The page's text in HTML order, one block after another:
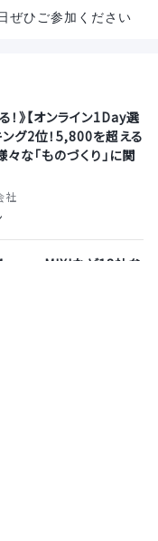
ぜひご参加ください
》【オンライン1Day選
グ2位！5,800を超える
な「ものづくり」に関
社
、MIXIなど18社参